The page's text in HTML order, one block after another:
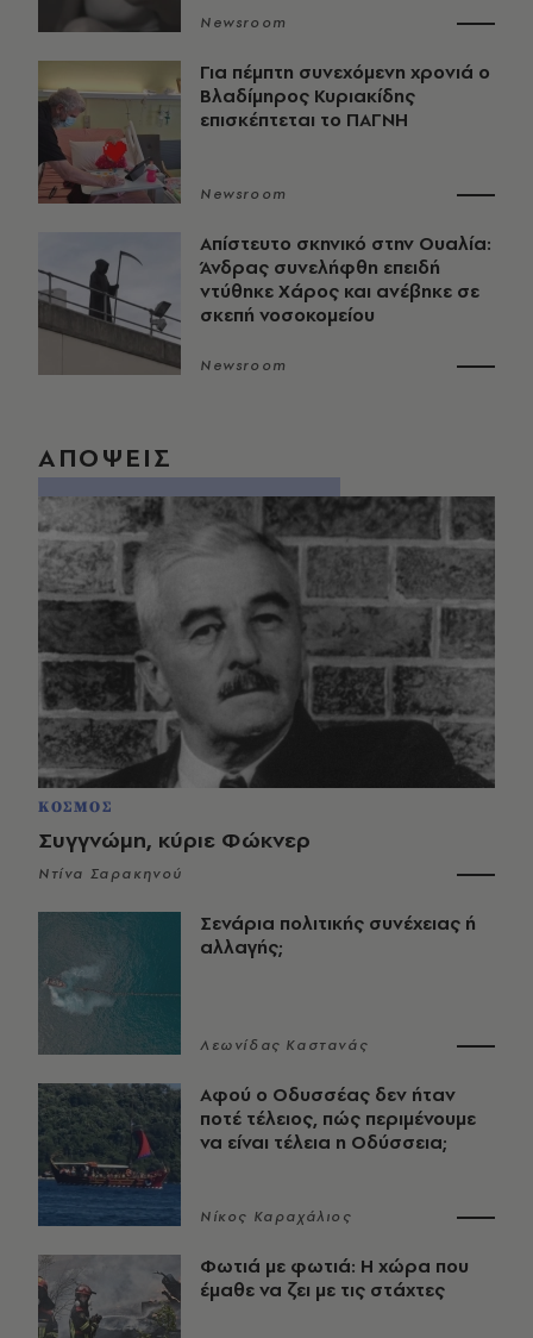
Newsroom
Για πέμπτη συνεχόμενη χρονιά ο
Βλαδίμηρος Κυριακίδης
επισκέπτεται το ΠΑΓΝΗ
Newsroom
Απίστευτο σκηνικό στην Ουαλία:
Άνδρας συνελήφθη επειδή
ντύθηκε Χάρος και ανέβηκε σε
σκεπή νοσοκομείου
Newsroom
ΑΠΟΨΕΙΣ
ΚΟΣΜΟΣ
Συγγνώμη, κύριε Φώκνερ
Ντίνα Σαρακηνού
Σενάρια πολιτικής συνέχειας ή
αλλαγής;
Λεωνίδας Καστανάς
Αφού ο Οδυσσέας δεν ήταν
ποτέ τέλειος, πώς περιμένουμε
να είναι τέλεια η Οδύσσεια;
Νίκος Καραχάλιος
Φωτιά με φωτιά: Η χώρα που
έμαθε να ζει με τις στάχτες